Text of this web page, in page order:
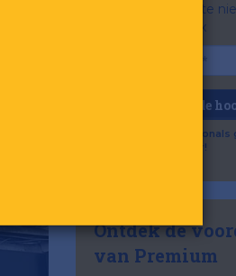
Het belangrijkste
gratis in je inbox
Houd mij op de
Al 57.500 professionals
voor!
Ontdek de
van Premium